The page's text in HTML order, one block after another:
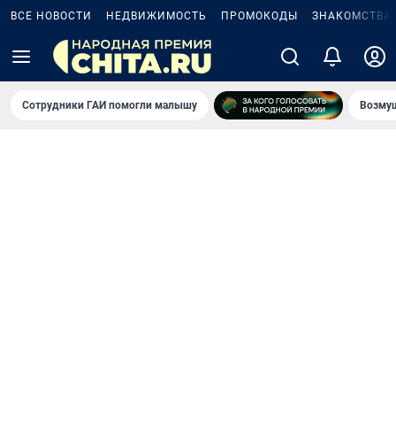
ВСЕ НОВОСТИ НЕДВИЖИМОСТЬ ПРОМОКОДЫ ЗНАКОМСТВА
Сотрудники ГАИ помогли малышу